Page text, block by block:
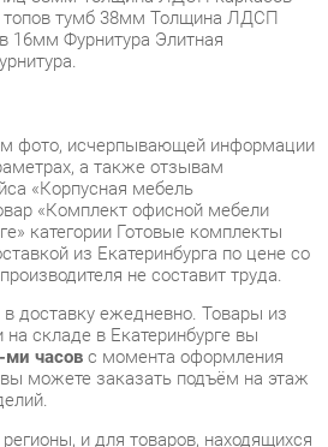
фото, исчерпывающей информации
а также отзывам
«Корпусная мебель
«Комплект офисной мебели
категории Готовые комплекты
из Екатеринбурга по цене со
не составит труда.
ежедневно. Товары из
складе в Екатеринбурге вы
часов с момента оформления
можете заказать подъём на этаж
и для товаров, находящихся
рассчитывается индивидуально.
стоимость доставки вы можете
.
заказа в доставку, а также в